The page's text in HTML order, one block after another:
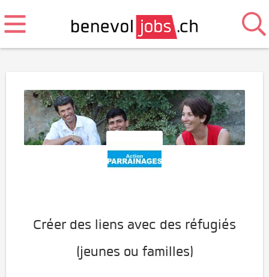
Créer des liens avec des réfugiés
(jeunes ou familles)